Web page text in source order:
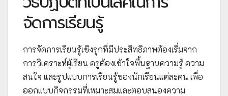
จัดการเรียนรู้
การจัดการเรียนรู้เชิงรุกที่มีประสิทธิภาพต้องเริ่มจาก
การวิเคราะห์ผู้เรียน ครูต้องเข้าใจพื้นฐานความรู้ ความ
สนใจ และรูปแบบการเรียนรู้ของนักเรียนแต่ละคน เพื่อ
ออกแบบกิจกรรมที่เหมาะสมและตอบสนองความ